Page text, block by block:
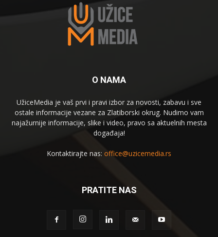
O NAMA
UžiceMedia je vaš prvi i pravi izbor za novosti, zabavu i sve
ostale informacije vezane za Zlatiborski okrug. Nudimo vam
najažurnije informacije, slike i video, pravo sa aktuelnih mesta
događaja!
Kontaktirajte nas: office@uzicemedia.rs
PRATITE NAS